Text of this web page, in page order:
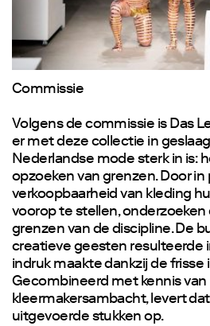
Commissie
Volgens de commissie is Das
er met deze collectie in
Nederlandse mode sterk in is:
opzoeken van grenzen. Door in
verkoopbaarheid van kleding
voorop te stellen,
grenzen van de discipline. De
creatieve geesten resulteerde
indruk maakte dankzij de frisse
Gecombineerd met kennis van
kleermakersambacht, levert
uitgevoerde stukken op.